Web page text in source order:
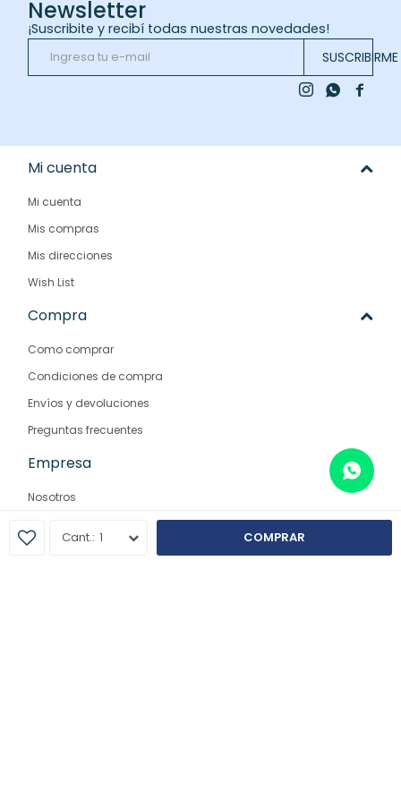
1 COMPRAR
Newsletter
¡Suscribite y recibí todas nuestras novedades!
SUSCRIBIRME

 
Mi cuenta
Mi cuenta
Mis compras
Mis direcciones
Wish List
Compra
Como comprar
Condiciones de compra
Envíos y devoluciones
Preguntas frecuentes
Empresa
Nosotros